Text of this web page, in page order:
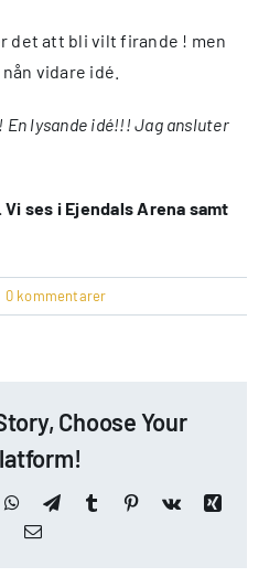
det att bli vilt firande ! men
vidare idé.
lysande idé!!! Jag ansluter
ses i Ejendals Arena samt
0 kommentarer
Choose Your
WhatsApp
TelegramTumblr Pinterest
Vk
Xing
E-